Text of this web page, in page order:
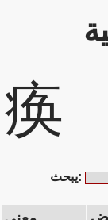
痪
يبحث: